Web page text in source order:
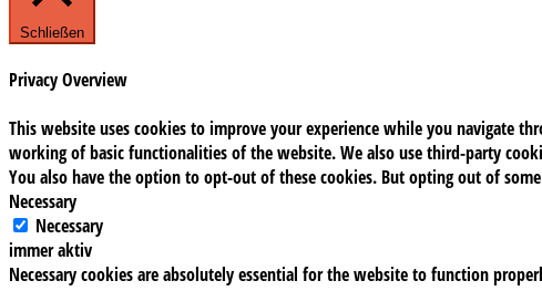
Schließen
Privacy Overview
This website uses cookies to improve your experience while you navigate
working of basic functionalities of the website. We also use third-party
You also have the option to opt-out of these cookies. But opting out of
Necessary
Necessary
immer aktiv
Necessary cookies are absolutely essential for the website to function